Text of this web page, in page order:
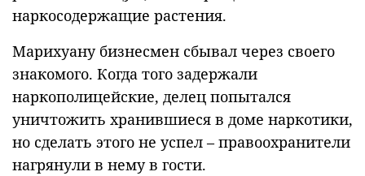
наркосодержащие растения.
Марихуану бизнесмен сбывал через своего
знакомого. Когда того задержали
наркополицейские, делец попытался
уничтожить хранившиеся в доме наркотики,
но сделать этого не успел – правоохранители
нагрянули в нему в гости.